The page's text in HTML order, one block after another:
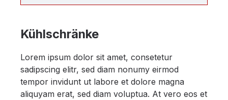
Kühlschränke
Lorem ipsum dolor sit amet, consetetur
sadipscing elitr, sed diam nonumy eirmod
tempor invidunt ut labore et dolore magna
aliquyam erat, sed diam voluptua. At vero eos et